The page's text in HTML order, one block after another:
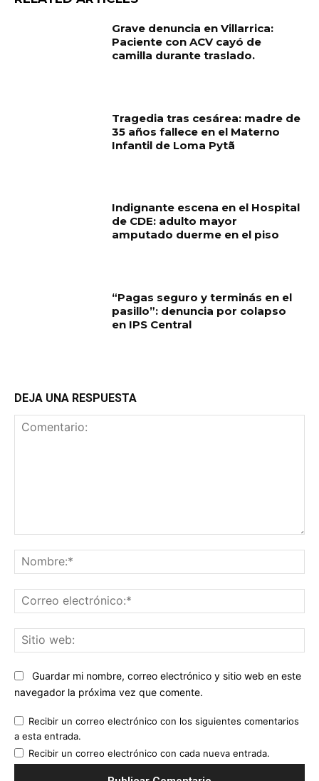
Grave denuncia en Villarrica:
Paciente con ACV cayó de
camilla durante traslado.
Tragedia tras cesárea: madre de
35 años fallece en el Materno
Infantil de Loma Pytã
Indignante escena en el Hospital
de CDE: adulto mayor
amputado duerme en el piso
“Pagas seguro y terminás en el
pasillo”: denuncia por colapso
en IPS Central
DEJA UNA RESPUESTA
Guardar mi nombre, correo electrónico y sitio web en este
navegador la próxima vez que comente.
Recibir un correo electrónico con los siguientes comentarios
a esta entrada.
Recibir un correo electrónico con cada nueva entrada.